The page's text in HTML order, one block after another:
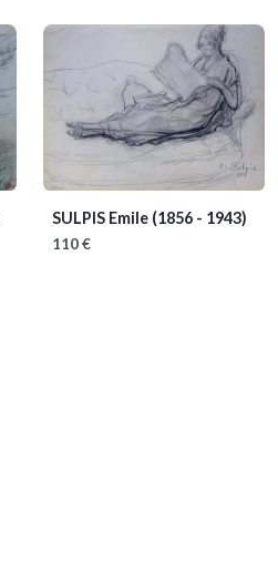
SULPIS Emile (1856 - 1943)
110 €